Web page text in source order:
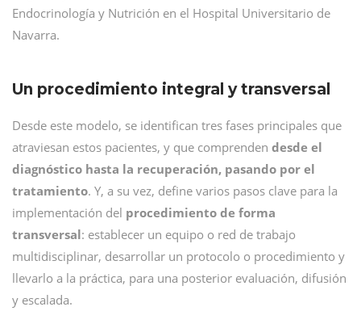
Endocrinología y Nutrición en el Hospital Universitario de
Navarra.
Un procedimiento integral y transversal
Desde este modelo, se identifican tres fases principales que
atraviesan estos pacientes, y que comprenden desde el
diagnóstico hasta la recuperación, pasando por el
tratamiento. Y, a su vez, define varios pasos clave para la
implementación del procedimiento de forma
transversal: establecer un equipo o red de trabajo
multidisciplinar, desarrollar un protocolo o procedimiento y
llevarlo a la práctica, para una posterior evaluación, difusión
y escalada.